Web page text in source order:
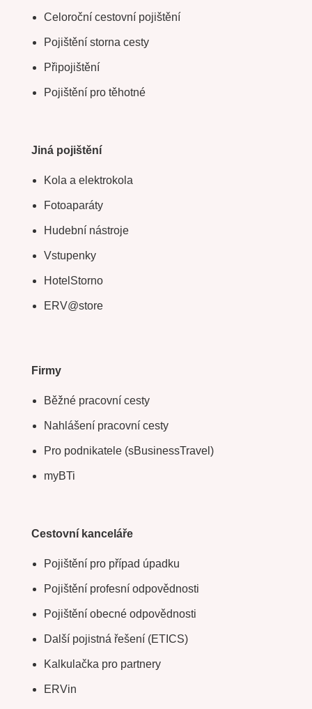
Celoroční cestovní pojištění
Pojištění storna cesty
Připojištění
Pojištění pro těhotné
Jiná pojištění
Kola a elektrokola
Fotoaparáty
Hudební nástroje
Vstupenky
HotelStorno
ERV@store
Firmy
Běžné pracovní cesty
Nahlášení pracovní cesty
Pro podnikatele (sBusinessTravel)
myBTi
Cestovní kanceláře
Pojištění pro případ úpadku
Pojištění profesní odpovědnosti
Pojištění obecné odpovědnosti
Další pojistná řešení (ETICS)
Kalkulačka pro partnery
ERVin